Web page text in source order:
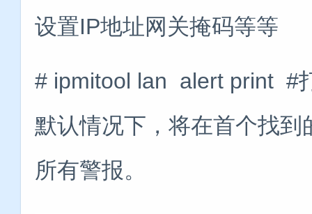
设置IP地址网关掩码等等
# ipmitool lan alert print #
默认情况下，将在首个找
所有警报。